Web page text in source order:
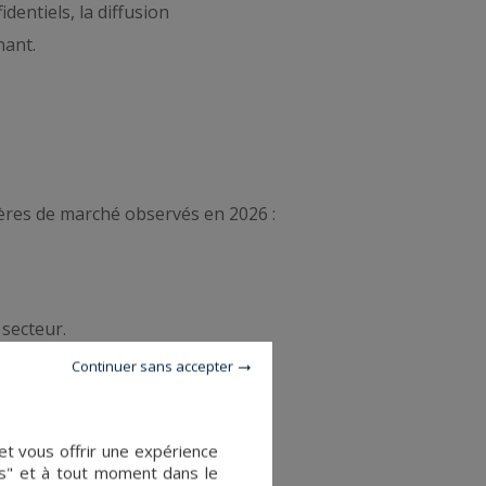
la diffusion
de marché observés en 2026 :
vous offrir une expérience
et à tout moment dans le
Continuer sans accepter